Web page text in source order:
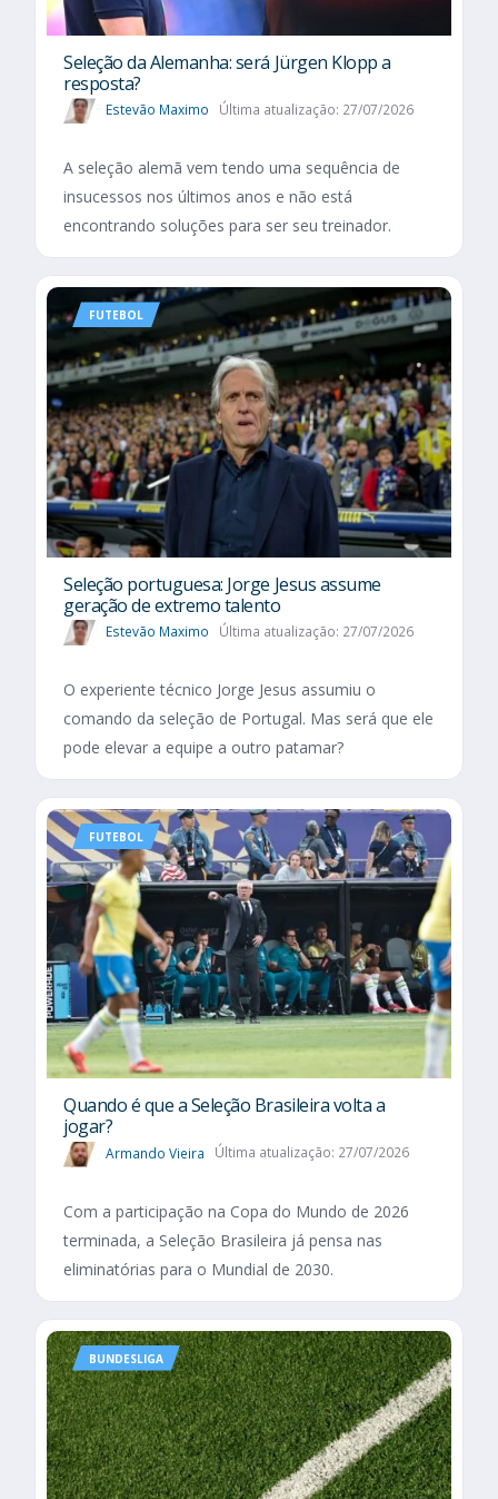
Seleção da Alemanha: será Jürgen Klopp a
resposta?
Estevão Maximo Última atualização: 27/07/2026
A seleção alemã vem tendo uma sequência de
insucessos nos últimos anos e não está
encontrando soluções para ser seu treinador.
FUTEBOL
Seleção portuguesa: Jorge Jesus assume
geração de extremo talento
Estevão Maximo Última atualização: 27/07/2026
O experiente técnico Jorge Jesus assumiu o
comando da seleção de Portugal. Mas será que ele
pode elevar a equipe a outro patamar?
FUTEBOL
Quando é que a Seleção Brasileira volta a
jogar?
Armando Vieira Última atualização: 27/07/2026
Com a participação na Copa do Mundo de 2026
terminada, a Seleção Brasileira já pensa nas
eliminatórias para o Mundial de 2030.
BUNDESLIGA